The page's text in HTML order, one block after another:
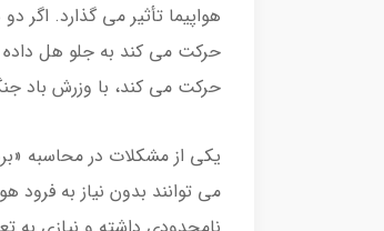
هواپیما تأثیر می گذارد. اگر
حرکت می کند به جلو هل داده
حرکت می کند، با وزرش باد
یکی از مشکلات در محاسبه
می توانند بدون نیاز به